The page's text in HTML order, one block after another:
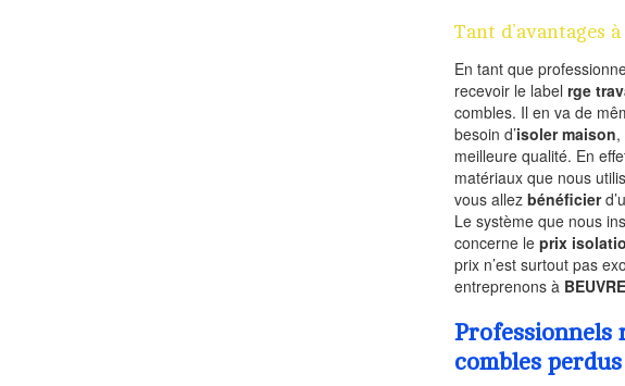
Tant d’avantages
En tant que
recevoir le labelrge
combles. Il en va de
besoin d’isoler maison,
meilleure qualité. En
matériaux que nous
vous allezbénéficier
Le système que nous
concerne leprix
prix n’est surtout pas
entreprenons à
Professionnels
combles